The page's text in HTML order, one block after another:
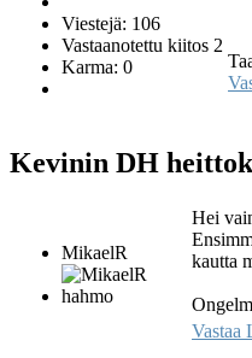
Viestejä: 106
Vastaanotettu kiitos 2
Karma: 0
Kevinin DH
MikaelR
Hei
kautta
Vastaa